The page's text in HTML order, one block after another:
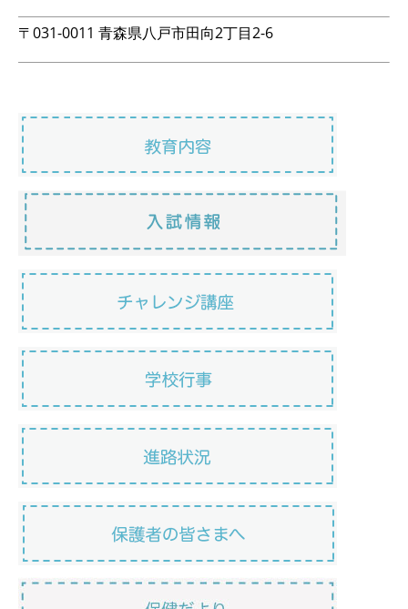
〒031-0011 青森県八戸市田向2丁目2-6